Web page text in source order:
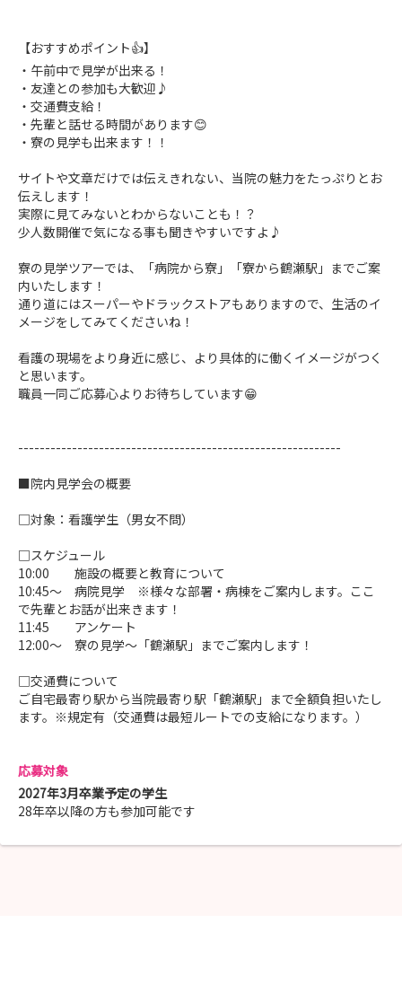
【おすすめポイント👍】
・午前中で見学が出来る！
・友達との参加も大歓迎♪
・交通費支給！
・先輩と話せる時間があります😊
・寮の見学も出来ます！！
サイトや文章だけでは伝えきれない、当院の魅力をたっぷりとお
伝えします！
実際に見てみないとわからないことも！？
少人数開催で気になる事も聞きやすいですよ♪
寮の見学ツアーでは、「病院から寮」「寮から鶴瀬駅」までご案
内いたします！
通り道にはスーパーやドラックストアもありますので、生活のイ
メージをしてみてくださいね！
看護の現場をより身近に感じ、より具体的に働くイメージがつく
と思います。
職員一同ご応募心よりお待ちしています😁
------------------------------------------------------------
■院内見学会の概要
□対象：看護学生（男女不問）
□スケジュール
10:00 施設の概要と教育について
10:45～ 病院見学 ※様々な部署・病棟をご案内します。ここ
で先輩とお話が出来きます！
11:45 アンケート
12:00～ 寮の見学～「鶴瀬駅」までご案内します！
□交通費について
ご自宅最寄り駅から当院最寄り駅「鶴瀬駅」まで全額負担いたし
ます。※規定有（交通費は最短ルートでの支給になります。）
応募対象
2027年3月卒業予定の学生
28年卒以降の方も参加可能です